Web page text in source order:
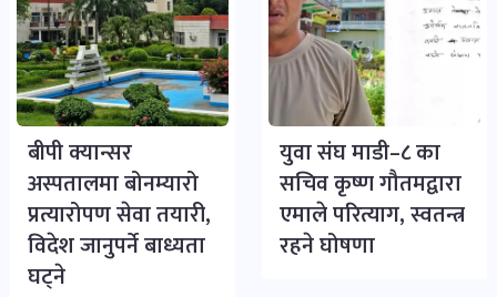
बीपी क्यान्सर
अस्पतालमा बोनम्यारो
प्रत्यारोपण सेवा तयारी,
विदेश जानुपर्ने बाध्यता
घट्ने
युवा संघ माडी–८ का
सचिव कृष्ण गौतमद्वारा
एमाले परित्याग, स्वतन्त्र
रहने घोषणा